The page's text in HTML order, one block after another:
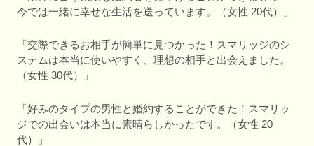
今では一緒に幸せな生活を送っています。（女性 20代）」
「交際できるお相手が簡単に見つかった！スマリッジのシ
ステムは本当に使いやすく、理想の相手と出会えました。
（女性 30代）」
「好みのタイプの男性と婚約することができた！スマリッ
ジでの出会いは本当に素晴らしかったです。（女性 20
代）」